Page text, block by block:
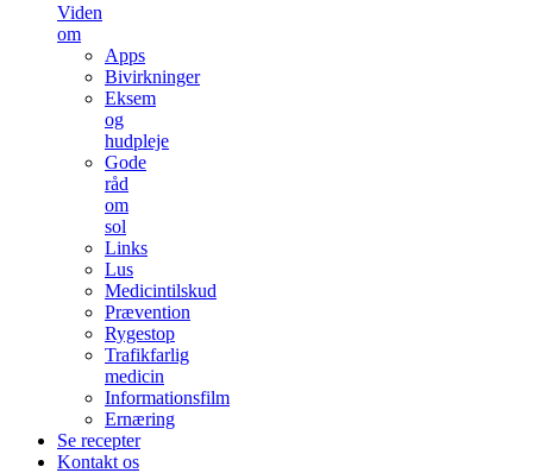
Viden
om
Apps
Bivirkninger
Eksem
og
hudpleje
Gode
råd
om
sol
Links
Lus
Medicintilskud
Prævention
Rygestop
Trafikfarlig
medicin
Informationsfilm
Ernæring
Se recepter
Kontakt os